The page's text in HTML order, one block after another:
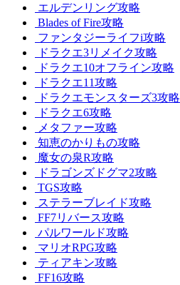
エルデンリング攻略
Blades of Fire攻略
ファンタジーライフi攻略
ドラクエ3リメイク攻略
ドラクエ10オフライン攻略
ドラクエ11攻略
ドラクエモンスターズ3攻略
ドラクエ6攻略
メタファー攻略
知恵のかりもの攻略
魔女の泉R攻略
ドラゴンズドグマ2攻略
TGS攻略
ステラーブレイド攻略
FF7リバース攻略
パルワールド攻略
マリオRPG攻略
ティアキン攻略
FF16攻略